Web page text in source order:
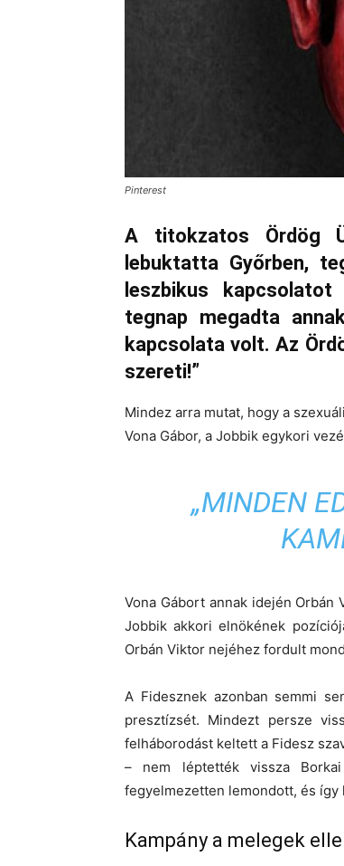
Pinterest
A titokzatos Ördög
lebuktatta Győrben,
leszbikus
tegnap megadta
kapcsolata volt. Az
szereti!”
Mindez arra mutat, hogy a
Vona Gábor, a Jobbik egykori
„MINDEN
Vona Gábort annak idején
Jobbik akkori elnökének
Orbán Viktor nejéhez fordult
A Fidesznek azonban semmi
presztízsét. Mindezt persze
felháborodást keltett a Fidesz
– nem léptették vissza
fegyelmezetten lemondott, és így
Kampány a melegek